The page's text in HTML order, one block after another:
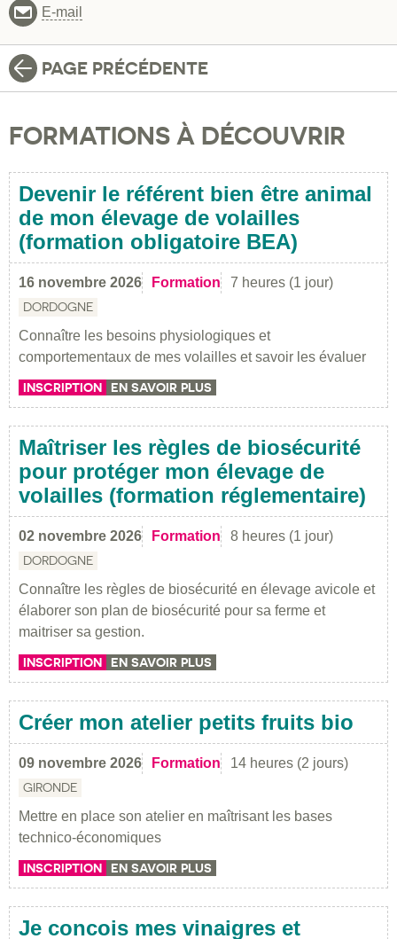
E-mail
PAGE PRÉCÉDENTE
FORMATIONS À DÉCOUVRIR
Devenir le référent bien être animal
de mon élevage de volailles
(formation obligatoire BEA)
16 novembre 2026 Formation 7 heures (1 jour)
DORDOGNE
Connaître les besoins physiologiques et
comportementaux de mes volailles et savoir les évaluer
INSCRIPTION EN SAVOIR PLUS
Maîtriser les règles de biosécurité
pour protéger mon élevage de
volailles (formation réglementaire)
02 novembre 2026 Formation 8 heures (1 jour)
DORDOGNE
Connaître les règles de biosécurité en élevage avicole et
élaborer son plan de biosécurité pour sa ferme et
maitriser sa gestion.
INSCRIPTION EN SAVOIR PLUS
Créer mon atelier petits fruits bio
09 novembre 2026 Formation 14 heures (2 jours)
GIRONDE
Mettre en place son atelier en maîtrisant les bases
technico-économiques
INSCRIPTION EN SAVOIR PLUS
Je concois mes vinaigres et